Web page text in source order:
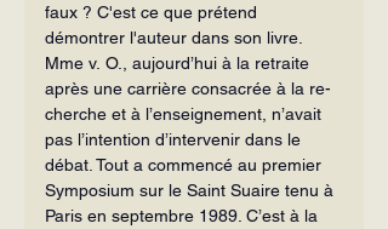
faux ? C'est ce que prétend
démontrer l'auteur dans son livre.
Mme v. O., aujourd’hui à la retraite
après une carrière consacrée à la re­
cherche et à l’enseignement, n’avait
pas l’intention d’intervenir dans le
débat. Tout a commencé au premier
Symposium sur le Saint Suaire tenu à
Paris en sep­tembre 1989. C’est à la